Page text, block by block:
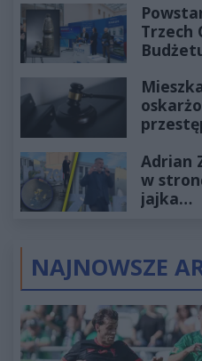
Trzech
złotych
Adrian
w
jajka…
NAJNOWSZE